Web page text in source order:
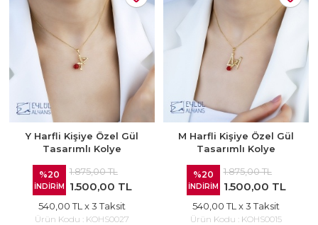
Y Harfli Kişiye Özel Gül
Tasarımlı Kolye
%20
İNDİRİM
1.875,00 TL
1.500,00 TL
540,00 TL x 3 Taksit
Ürün Kodu : KOHS0027
M Harfli Kişiye Özel Gül
Tasarımlı Kolye
%20
İNDİRİM
1.875,00 TL
1.500,00 TL
540,00 TL x 3 Taksit
Ürün Kodu : KOHS0015